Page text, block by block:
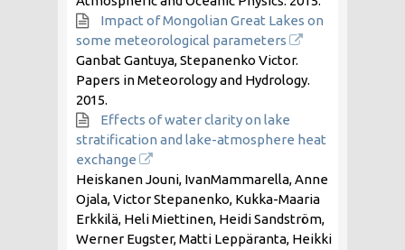
Impact of Mongolian Great Lakes on
some meteorological parameters
Ganbat Gantuya, Stepanenko Victor.
Papers in Meteorology and Hydrology.
2015.
Effects of water clarity on lake
stratification and lake-atmosphere heat
exchange
Heiskanen Jouni, IvanMammarella, Anne
Ojala, Victor Stepanenko, Kukka-Maaria
Erkkilä, Heli Miettinen, Heidi Sandström,
Werner Eugster, Matti Leppäranta, Heikki